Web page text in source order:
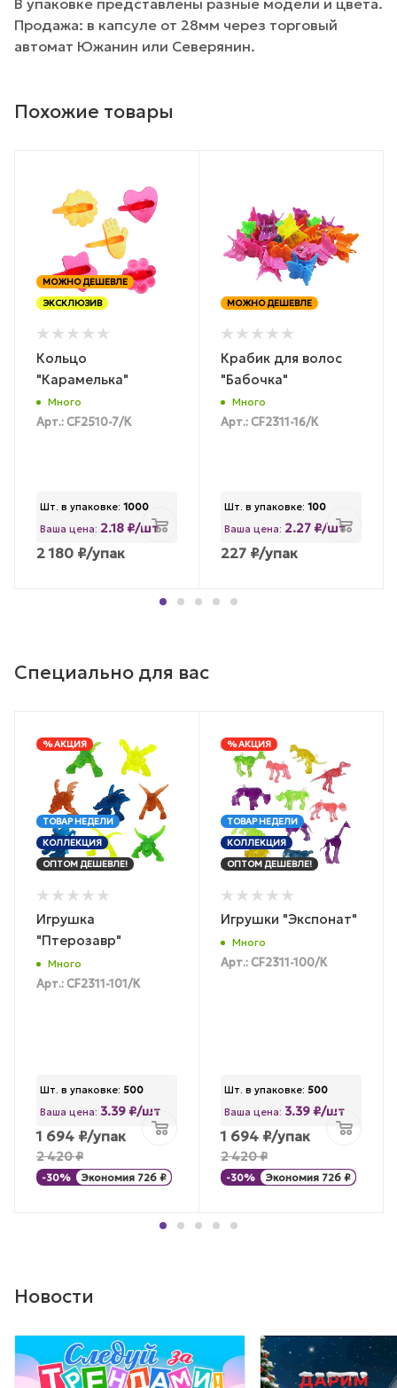
Продажа: в капсуле от 28мм через торговый
автомат Южанин или Северянин.
Похожие товары
МОЖНО ДЕШЕВЛЕ
ЭКСКЛЮЗИВ
Кольцо
"Карамелька"
Много
Арт.: CF2510-7/К
Шт. в упаковке: 1000
Ваша цена: 2.18 ₽/шт
2 180 ₽/упак
МОЖНО ДЕШЕВЛЕ
Крабик для волос
"Бабочка"
Много
Арт.: CF2311-16/К
Шт. в упаковке: 100
Ваша цена: 2.27 ₽/шт
227 ₽/упак
Специально для вас
% АКЦИЯ
ТОВАР НЕДЕЛИ
КОЛЛЕКЦИЯ
ОПТОМ ДЕШЕВЛЕ!
Игрушка
"Птерозавр"
Много
Арт.: CF2311-101/К
Шт. в упаковке: 500
Ваша цена: 3.39 ₽/шт
1 694 ₽/упак
2 420₽
-30% Экономия 726 ₽
% АКЦИЯ
ТОВАР НЕДЕЛИ
КОЛЛЕКЦИЯ
ОПТОМ ДЕШЕВЛЕ!
Игрушки "Экспонат"
Много
Арт.: CF2311-100/К
Шт. в упаковке: 500
Ваша цена: 3.39 ₽/шт
1 694 ₽/упак
2 420₽
-30% Экономия 726 ₽
Новости